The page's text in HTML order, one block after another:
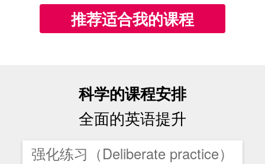
推荐适合我的课程
科学的课程安排
全面的英语提升
强化练习（Deliberate practice）